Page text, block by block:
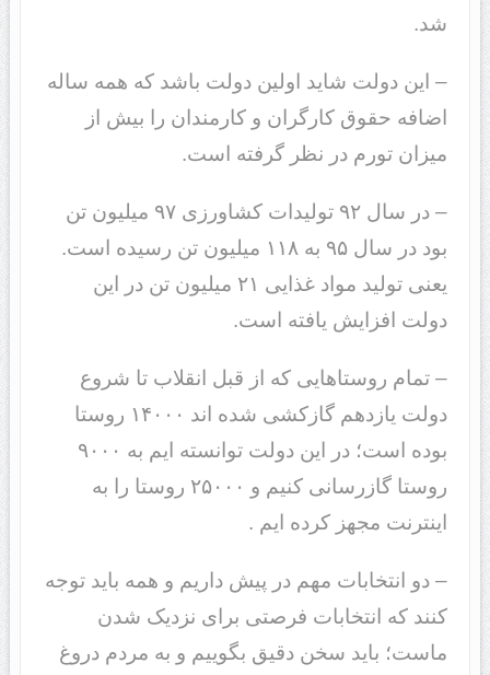
شد.
– این دولت شاید اولین دولت باشد که همه ساله
اضافه حقوق کارگران و کارمندان را بیش از
میزان تورم در نظر گرفته است.
– در سال ۹۲ تولیدات کشاورزی ۹۷ میلیون تن
بود در سال ۹۵ به ۱۱۸ میلیون تن رسیده است.
یعنی تولید مواد غذایی ۲۱ میلیون تن در این
دولت افزایش یافته است.
– تمام روستاهایی که از قبل انقلاب تا شروع
دولت یازدهم گازکشی شده اند ۱۴۰۰۰ روستا
بوده است؛ در این دولت توانسته ایم به ۹۰۰۰
روستا گازرسانی کنیم و ۲۵۰۰۰ روستا را به
اینترنت مجهز کرده ایم .
– دو انتخابات مهم در پیش داریم و همه باید توجه
کنند که انتخابات فرصتی برای نزدیک شدن
ماست؛ باید سخن دقیق بگوییم و به مردم دروغ